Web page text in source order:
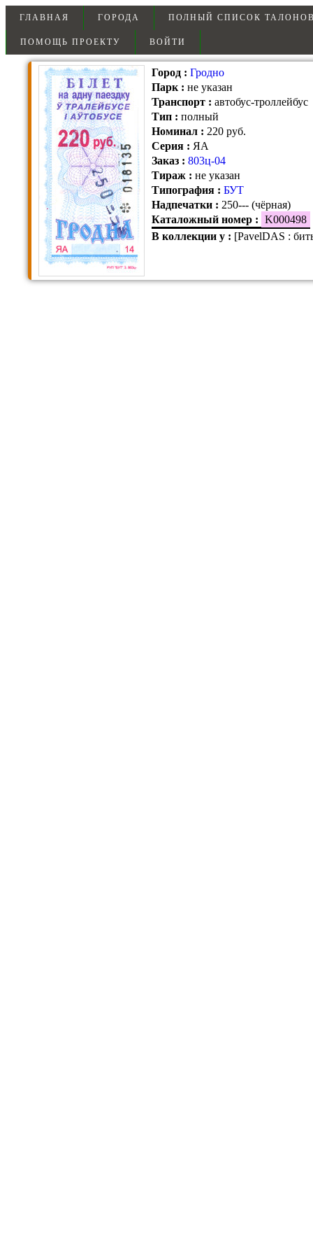
ГЛАВНАЯ ГОРОДА ПОЛНЫЙ СПИСОК
ПОМОЩЬ ПРОЕКТУ ВОЙТИ
Город : Гродно
Парк : не указан
Транспорт : автобус-троллейбус
Тип : полный
Номинал : 220 руб.
Серия : ЯА
Заказ : 803ц-04
Тираж : не указан
Типография : БУТ
Надпечатки : 250--- (чёрная)
Каталожный номер : K000498
В коллекции у : [PavelDAS :